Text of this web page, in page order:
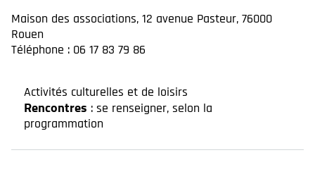
Maison des associations, 12 avenue Pasteur, 76000
Rouen
Téléphone : 06 17 83 79 86
Activités culturelles et de loisirs
Rencontres : se renseigner, selon la
programmation